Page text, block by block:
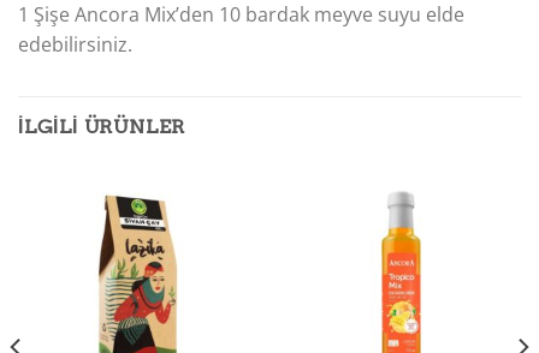
1 Şişe Ancora Mix’den 10 bardak meyve suyu elde
edebilirsiniz.
İLGILI ÜRÜNLER